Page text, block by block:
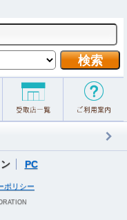
PC
ポリシー